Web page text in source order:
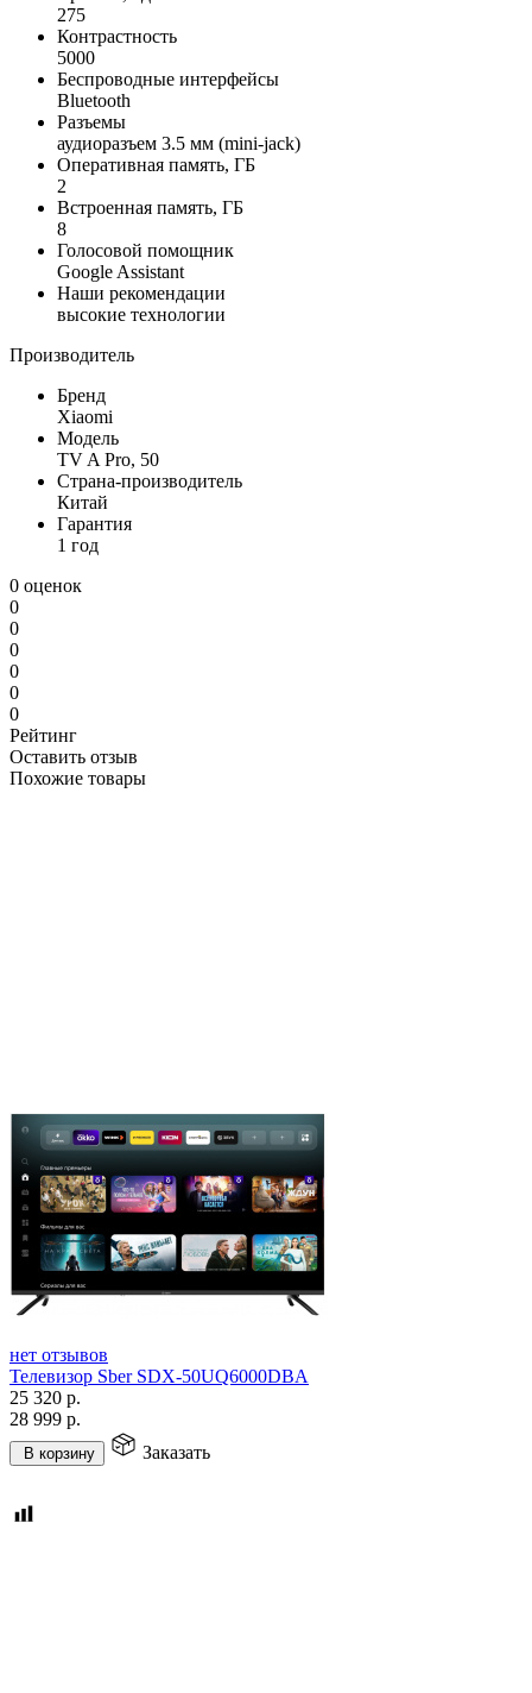
275
Контрастность
5000
Беспроводные интерфейсы
Bluetooth
Разъемы
аудиоразъем 3.5 мм (mini-jack)
Оперативная память, ГБ
2
Встроенная память, ГБ
8
Голосовой помощник
Google Assistant
Наши рекомендации
высокие технологии
Производитель
Бренд
Xiaomi
Модель
TV A Pro, 50
Страна-производитель
Китай
Гарантия
1 год
0 оценок
0
0
0
0
0
0
Рейтинг
Оставить отзыв
Похожие товары
нет отзывов
Телевизор Sber SDX-50UQ6000DBA
25 320 р.
28 999 р.
В корзину Заказать